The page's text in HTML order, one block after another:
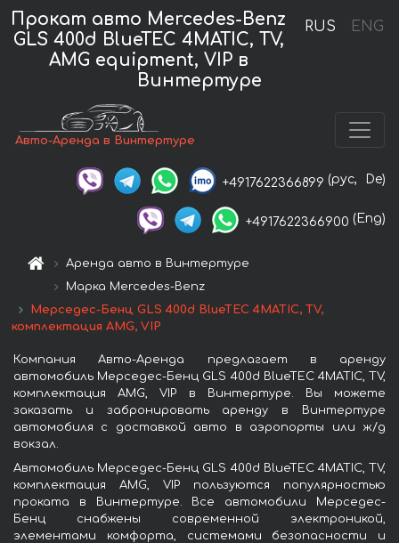
RUS ENG
Прокат авто Mercedes-Benz
GLS 400d BlueTEC 4MATIC, TV,
AMG equipment, VIP в
Винтертуре
Авто-Аренда в Винтертуре
+4917622366899 (рус, De)
+4917622366900 (Eng)
Аренда авто в Винтертуре
Марка Mercedes-Benz
Мерседес-Бенц GLS 400d BlueTEC 4MATIC, TV,
комплектация AMG, VIP
Компания Авто-Аренда предлагает в аренду
автомобиль Мерседес-Бенц GLS 400d BlueTEC 4MATIC, TV,
комплектация AMG, VIP в Винтертуре. Вы можете
заказать и забронировать аренду в Винтертуре
автомобиля с доставкой авто в аэропорты или ж/д
вокзал.
Автомобиль Мерседес-Бенц GLS 400d BlueTEC 4MATIC, TV,
комплектация AMG, VIP пользуются популярностью
проката в Винтертуре. Все автомобили Мерседес-
Бенц снабжены современной электроникой,
элементами комфорта, системами безопасности и